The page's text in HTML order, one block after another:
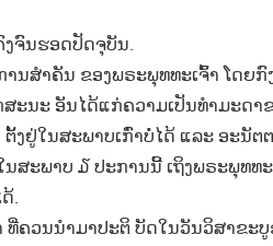
ຈົນຮອດປັດຈຸບັນ.
ນສຳຄັນ ຂອງພຣະພຸທທະເຈົ້າ ໂດຍ
ະນະ ອັນໄດ້ແກ່ຄວາມເປັນທຳມະດາ
ງຢູ່ໃນສະພາບເກົ່າບໍ່ໄດ້ ແລະ ອະນັຕ
ສະພາບ ໓ ປະການນີ້ ເຖິງພຣະພຸທທ
.
ຄວນນຳມາປະຕິ ບັດໃນວັນວິສາຂະ